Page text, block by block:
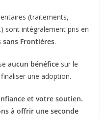
(traitements,
sont intégralement pris en
sans Frontières.
aucun bénéficesur le
une adoption.
et votre soutien.
à offrir une seconde